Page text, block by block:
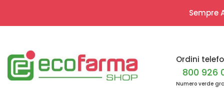
Sempre
Ordini
800 926
Numero verde